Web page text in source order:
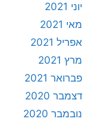
יוני 2021
מאי 2021
אפריל 2021
מרץ 2021
פברואר 2021
דצמבר 2020
נובמבר 2020